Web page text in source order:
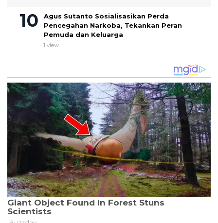
Agus Sutanto Sosialisasikan Perda
Pencegahan Narkoba, Tekankan Peran
Pemuda dan Keluarga
1 view